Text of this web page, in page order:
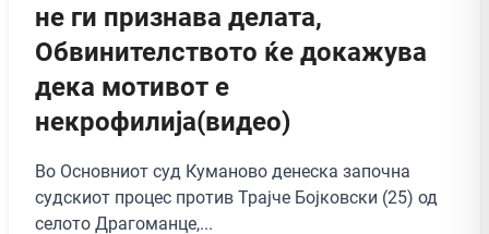
не ги признава делата,
Обвинителството ќе докажува
дека мотивот е
некрофилија(видео)
Во Основниот суд Куманово денеска започна
судскиот процес против Трајче Бојковски (25) од
селото Драгоманце,...